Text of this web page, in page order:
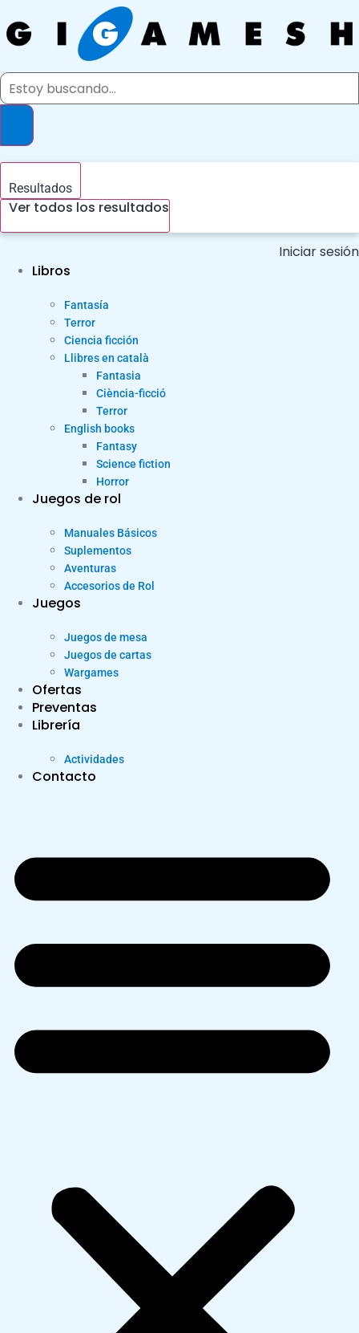
al
contenido
Search
Resultados
Ver todos los resultados
Iniciar sesión
Libros
Fantasía
Terror
Ciencia ficción
Llibres en català
Fantasia
Ciència-ficció
Terror
English books
Fantasy
Science fiction
Horror
Juegos de rol
Manuales Básicos
Suplementos
Aventuras
Accesorios de Rol
Juegos
Juegos de mesa
Juegos de cartas
Wargames
Ofertas
Preventas
Librería
Actividades
Contacto